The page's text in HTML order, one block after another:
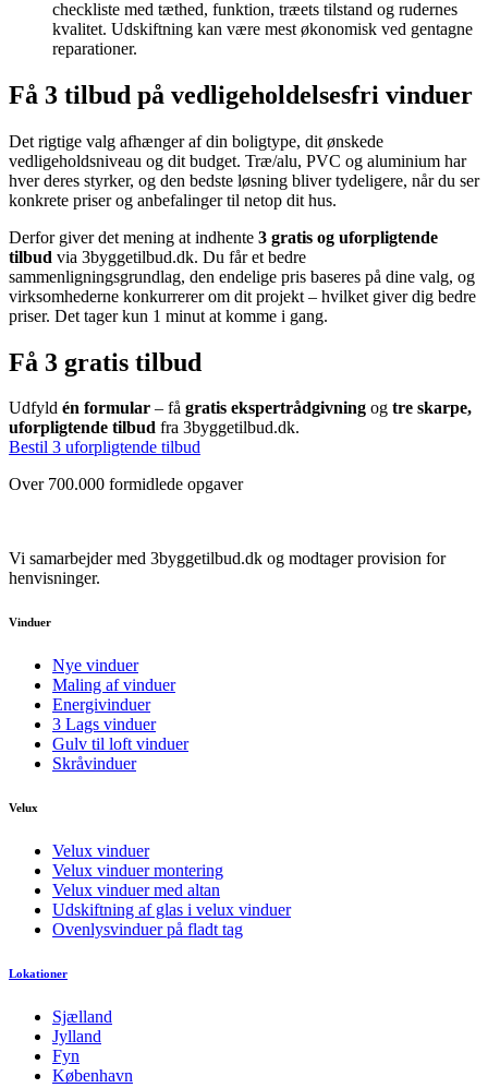
checkliste med tæthed, funktion, træets tilstand og rudernes
kvalitet. Udskiftning kan være mest økonomisk ved gentagne
reparationer.
Få 3 tilbud på vedligeholdelsesfri vinduer
Det rigtige valg afhænger af din boligtype, dit ønskede
vedligeholdsniveau og dit budget. Træ/alu, PVC og aluminium har
hver deres styrker, og den bedste løsning bliver tydeligere, når du ser
konkrete priser og anbefalinger til netop dit hus.
Derfor giver det mening at indhente 3 gratis og uforpligtende
tilbud via 3byggetilbud.dk. Du får et bedre
sammenligningsgrundlag, den endelige pris baseres på dine valg, og
virksomhederne konkurrerer om dit projekt – hvilket giver dig bedre
priser. Det tager kun 1 minut at komme i gang.
Få 3 gratis tilbud
Udfyld én formular – få gratis ekspertrådgivning og tre skarpe,
uforpligtende tilbud fra 3byggetilbud.dk.
Bestil 3 uforpligtende tilbud
Over 700.000 formidlede opgaver
Vi samarbejder med 3byggetilbud.dk og modtager provision for
henvisninger.
Vinduer
Nye vinduer
Maling af vinduer
Energivinduer
3 Lags vinduer
Gulv til loft vinduer
Skråvinduer
Velux
Velux vinduer
Velux vinduer montering
Velux vinduer med altan
Udskiftning af glas i velux vinduer
Ovenlysvinduer på fladt tag
Lokationer
Sjælland
Jylland
Fyn
København